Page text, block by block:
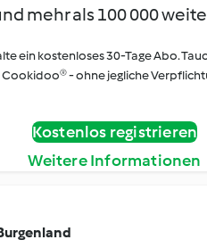
mehr als 100 000
ein kostenloses 30-Tage Abo.
Cookidoo® - ohne jegliche
Kostenlos registrieren
Weitere Informationen